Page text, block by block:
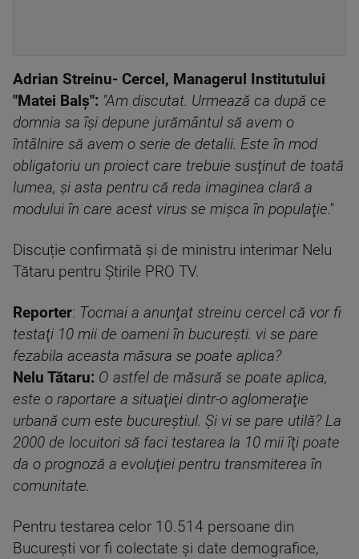
Adrian Streinu- Cercel, Managerul Institutului
"Matei Balş": "Am discutat. Urmează ca după ce
domnia sa îşi depune jurământul să avem o
întâlnire să avem o serie de detalii. Este în mod
obligatoriu un proiect care trebuie susţinut de toată
lumea, şi asta pentru că reda imaginea clară a
modului în care acest virus se mişca în populaţie.''
Discuție confirmată și de ministru interimar Nelu
Tătaru pentru Știrile PRO TV.
Reporter: Tocmai a anunţat streinu cercel că vor fi
testaţi 10 mii de oameni în bucureşti. vi se pare
fezabila aceasta măsura se poate aplica?
Nelu Tătaru: O astfel de măsură se poate aplica,
este o raportare a situaţiei dintr-o aglomeraţie
urbană cum este bucureştiul. Şi vi se pare utilă? La
2000 de locuitori să faci testarea la 10 mii îţi poate
da o prognoză a evoluţiei pentru transmiterea în
comunitate.
Pentru testarea celor 10.514 persoane din
București vor fi colectate și date demografice,